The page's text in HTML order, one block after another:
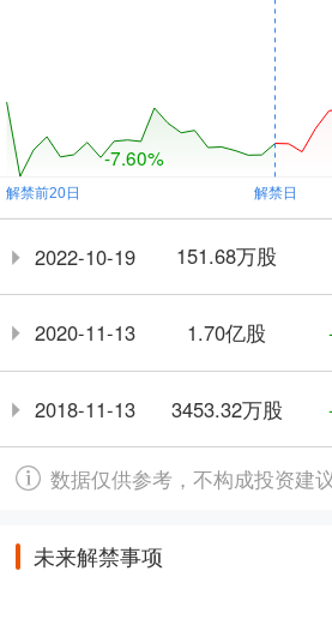
-7.60%
2022-10-19 151.68万股
2020-11-13 1.70亿股
2018-11-13 3453.32万股
数据仅供参考，不构成投资建议
未来解禁事项